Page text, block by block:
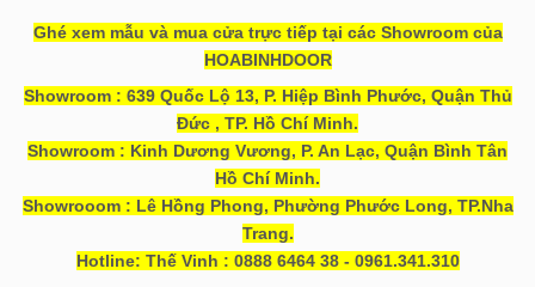
Ghé xem mẫu và mua cửa trực tiếp tại các Showroom của
HOABINHDOOR
Showroom : 639 Quốc Lộ 13, P. Hiệp Bình Phước, Quận Thủ
Đức , TP. Hồ Chí Minh.
Showroom : Kinh Dương Vương, P. An Lạc, Quận Bình Tân
Hồ Chí Minh.
Showrooom : Lê Hồng Phong, Phường Phước Long, TP.Nha
Trang.
Hotline: Thế Vinh : 0888 6464 38 - 0961.341.310